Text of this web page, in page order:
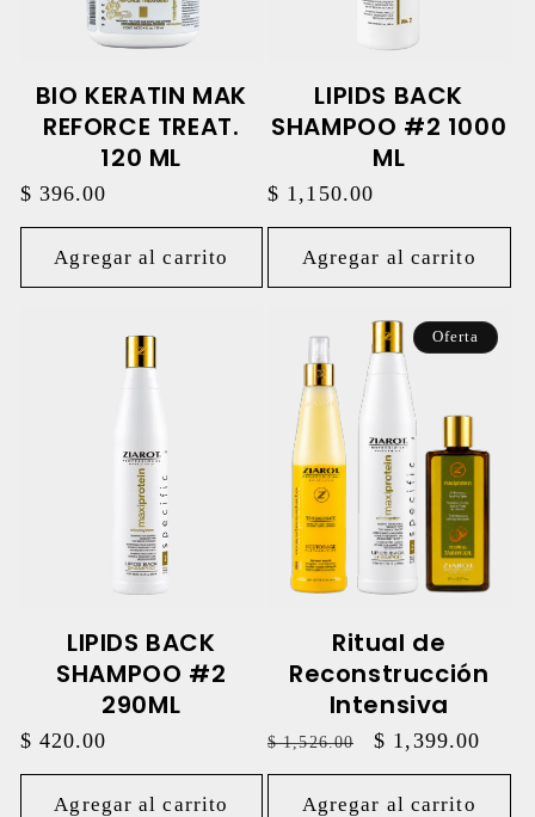
BIO KERATIN MAK
REFORCE TREAT.
120 ML
Precio
habitual
$ 396.00
Agregar al carrito
LIPIDS BACK
SHAMPOO #2 1000
ML
Precio
habitual
$ 1,150.00
Agregar al carrito
LIPIDS BACK
SHAMPOO #2
290ML
Precio
habitual
$ 420.00
Agregar al carrito
Oferta
Ritual de
Reconstrucción
Intensiva
Precio
habitual
$ 1,526.00
Precio
de
oferta
$ 1,399.00
Agregar al carrito